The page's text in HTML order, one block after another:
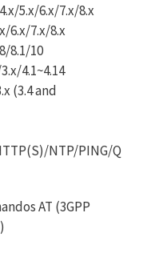
5.x/6.x/7.x/8.x
6.x/7.x/8.x
8.1/10
4.1~4.14
(3.4 and
NTP/PING/Q
AT (3GPP